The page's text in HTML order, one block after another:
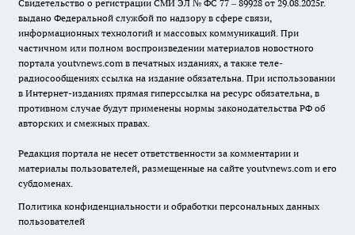
Свидетельство о регистрации СМИ ЭЛ № ФС 77 – 89928 от 29.08.2025г.
выдано Федеральной службой по надзору в сфере связи,
информационных технологий и массовых коммуникаций. При
частичном или полном воспроизведении материалов новостного
портала youtvnews.com в печатных изданиях, а также теле-
радиосообщениях ссылка на издание обязательна. При использовании
в Интернет-изданиях прямая гиперссылка на ресурс обязательна, в
противном случае будут применены нормы законодательства РФ об
авторских и смежных правах.
Редакция портала не несет ответственности за комментарии и
материалы пользователей, размещенные на сайте youtvnews.com и его
субдоменах.
Политика конфиденциальности и обработки персональных данных
пользователей